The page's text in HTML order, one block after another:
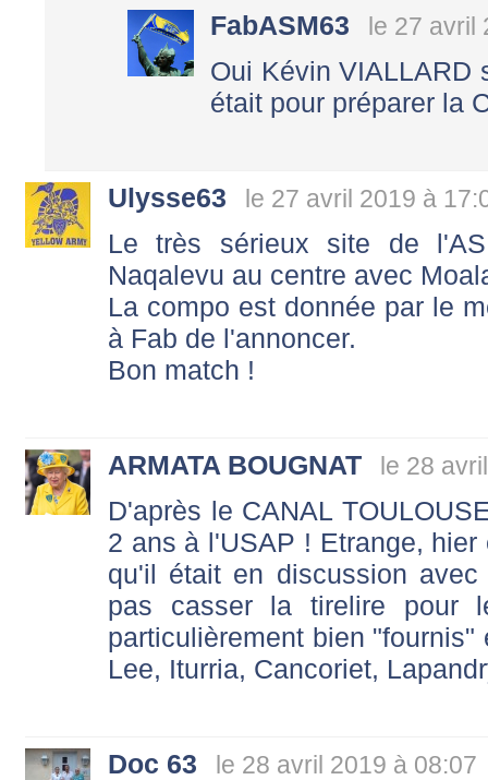
FabASM63 le 27 avril
Oui Kévin VIALLARD
était pour préparer la
Ulysse63 le 27 avril 2019 à
Le très sérieux site de
Naqalevu au centre avec
La compo est donnée par le
à Fab de l'annoncer.
Bon match !
ARMATA BOUGNAT le 28
D'après le CANAL
2 ans à l'USAP ! Etrange,
qu'il était en discussion
pas casser la tirelire pour
particulièrement bien
Lee, Iturria, Cancoriet,
Doc 63 le 28 avril 2019 à 08:07